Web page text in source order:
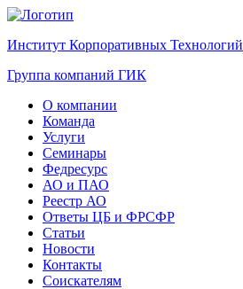
Институт Корпоративных Технологий
Группа компаний ГИК
О компании
Команда
Услуги
Семинары
Федресурс
АО и ПАО
Реестр АО
Ответы ЦБ и ФРСФР
Статьи
Новости
Контакты
Соискателям